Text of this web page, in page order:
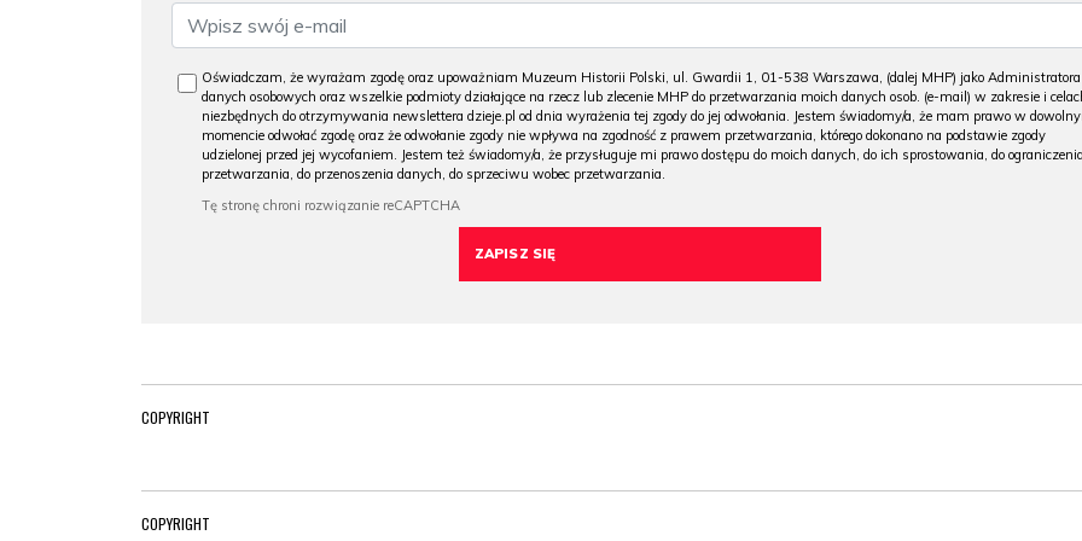
Oświadczam, że wyrażam zgodę oraz upoważniam Muzeum Historii Polski, ul. Gwardii 1, 01-538 Warszawa, (dalej MHP) jako Administratora
danych osobowych oraz wszelkie podmioty działające na rzecz lub zlecenie MHP do przetwarzania moich danych osob. (e-mail) w zakresie i
niezbędnych do otrzymywania newslettera dzieje.pl od dnia wyrażenia tej zgody do jej odwołania. Jestem świadomy/a, że mam prawo w
momencie odwołać zgodę oraz że odwołanie zgody nie wpływa na zgodność z prawem przetwarzania, którego dokonano na podstawie zgody
udzielonej przed jej wycofaniem. Jestem też świadomy/a, że przysługuje mi prawo dostępu do moich danych, do ich sprostowania, do ograniczenia
przetwarzania, do przenoszenia danych, do sprzeciwu wobec przetwarzania.
COPYRIGHT
COPYRIGHT